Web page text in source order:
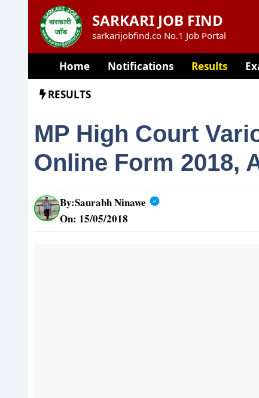
SARKARI JOB FIND
sarkarijobfind.co No.1 Job Portal
Home Notifications Results
RESULTS
MP High Court
Online Form 2018,
By:Saurabh Ninawe
On: 15/05/2018